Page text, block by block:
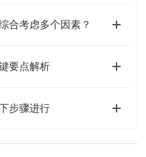
合考虑多个因素？
要点解析
步骤进行